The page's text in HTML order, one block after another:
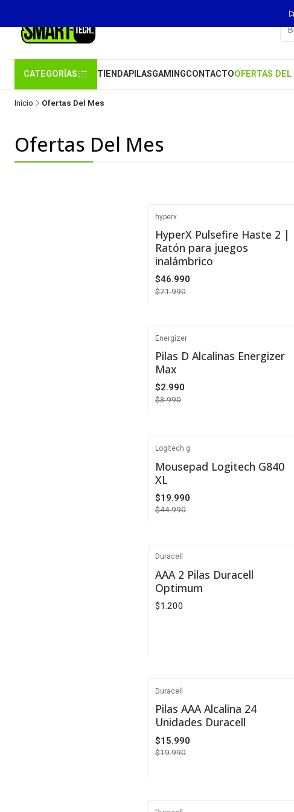
CATEGORÍAS TIENDAPILASGAMINGCONTACTOOFERTAS DEL
Inicio Ofertas Del Mes
Ofertas Del Mes
-35%
Agotado
hyperx
HyperX Pulsefire Haste 2 |
Ratón para juegos
inalámbrico
$46.990
$71.990
-25%
Energizer
Pilas D Alcalinas Energizer
Max
$2.990
$3.990
-56%
Logitech g
Mousepad Logitech G840
XL
$19.990
$44.990
Duracell
AAA 2 Pilas Duracell
Optimum
$1.200
-20%
Duracell
Pilas AAA Alcalina 24
Unidades Duracell
$15.990
$19.990